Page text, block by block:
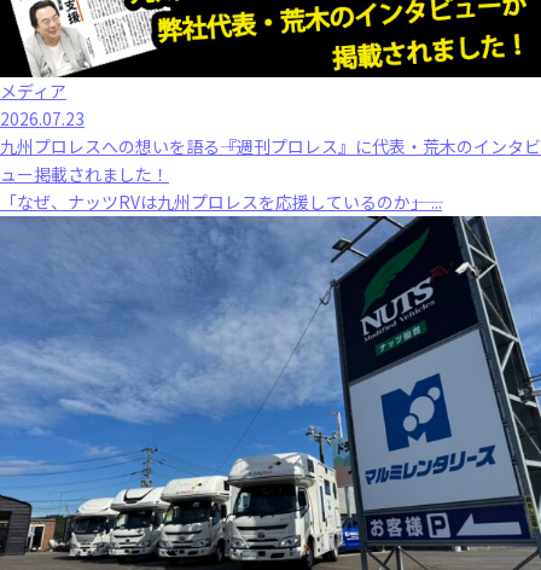
メディア
2026.07.23
九州プロレスへの想いを語る――『週刊プロレス』に代表・荒木のインタビ
ュー掲載されました！
「なぜ、ナッツRVは九州プロレスを応援しているのか――」 ...